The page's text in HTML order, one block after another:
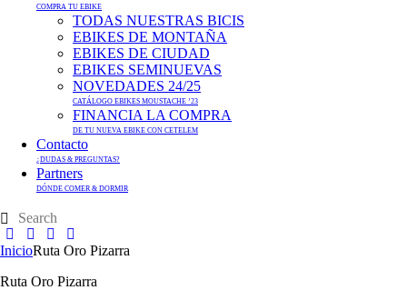
COMPRA TU EBIKE
TODAS NUESTRAS BICIS
EBIKES DE MONTAÑA
EBIKES DE CIUDAD
EBIKES SEMINUEVAS
NOVEDADES 24/25
CATÁLOGO EBIKES MOUSTACHE ’23
FINANCIA LA COMPRA
DE TU NUEVA EBIKE CON CETELEM
Contacto
¿DUDAS & PREGUNTAS?
Partners
DÓNDE COMER & DORMIR
InicioRuta Oro Pizarra
Ruta Oro Pizarra